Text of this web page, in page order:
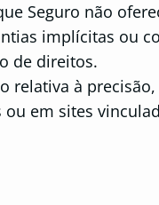
Seguro não
implícitas ou
de direitos.
relativa à
em sites